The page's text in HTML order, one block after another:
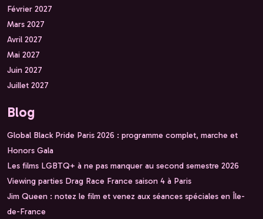
Février 2027
Mars 2027
Avril 2027
Mai 2027
Juin 2027
Juillet 2027
Blog
Global Black Pride Paris 2026 : programme complet, marche et
Honors Gala
Les films LGBTQ+ à ne pas manquer au second semestre 2026
Viewing parties Drag Race France saison 4 à Paris
Jim Queen : notez le film et venez aux séances spéciales en Île-
de-France